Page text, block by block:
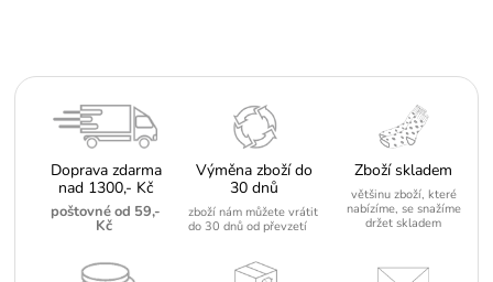
Doprava zdarma
nad 1300,- Kč
poštovné od 59,-
Kč
Výměna zboží do
30 dnů
zboží nám můžete vrátit
do 30 dnů od převzetí
Zboží skladem
většinu zboží, které
nabízíme, se snažíme
držet skladem